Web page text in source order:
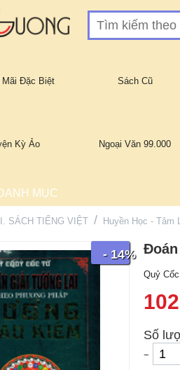
Mãi Đặc Biệt Sách Cũ
Kỳ Ảo Ngoại Văn 99.000
MỤC
I. SÁCH TIẾNG VIỆT / Huyền Học - Tâm
- 14%
Quỷ
Số
−